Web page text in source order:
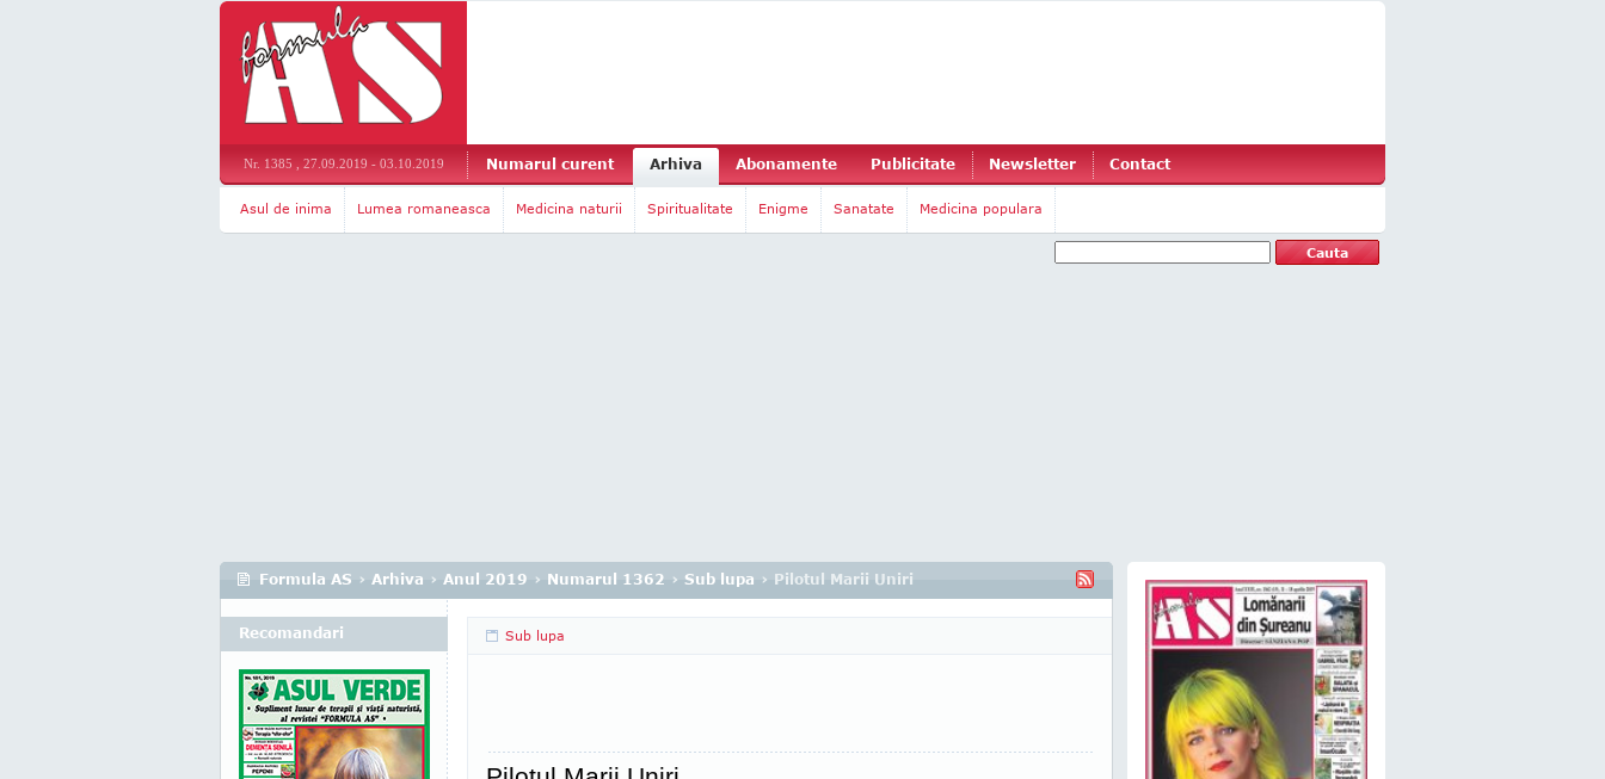
Nr. 1385 , 27.09.2019 - 03.10.2019 Numarul curent Arhiva Abonamente Publicitate Newsletter Contact
Asul de inima Lumea romaneasca Medicina naturii Spiritualitate Enigme Sanatate Medicina populara
Formula AS › Arhiva › Anul 2019 › Numarul 1362 › Sub lupa › Pilotul Marii Uniri
Sub lupa
Recomandari